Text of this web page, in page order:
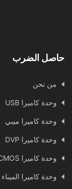
حاصل الضرب
من نحن
وحدة كاميرا USB
وحدة كاميرا ميبي
وحدة كاميرا DVP
وحدة كاميرا CMOS
وحدة كاميرا الميناء